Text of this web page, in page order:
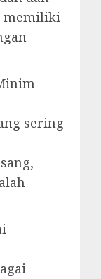
memiliki
sering